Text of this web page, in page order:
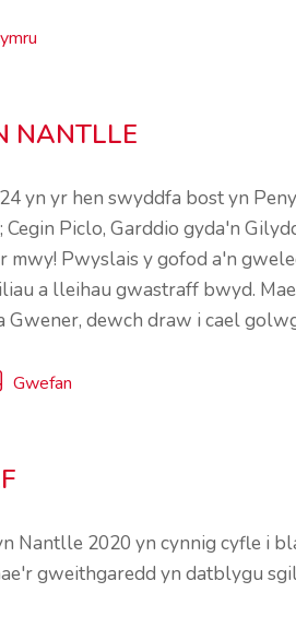
NANTLLE
yn yr hen swyddfa bost yn
Piclo, Garddio gyda'n
mwy! Pwyslais y gofod a'n
a lleihau gwastraff bwyd.
Gwener, dewch draw i cael
Gwefan
Nantlle 2020 yn cynnig cyfle i
gweithgaredd yn datblygu